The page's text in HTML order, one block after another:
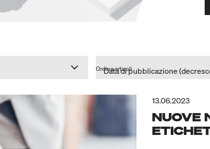
Ordina articoli
13.06.2023
NUOVE